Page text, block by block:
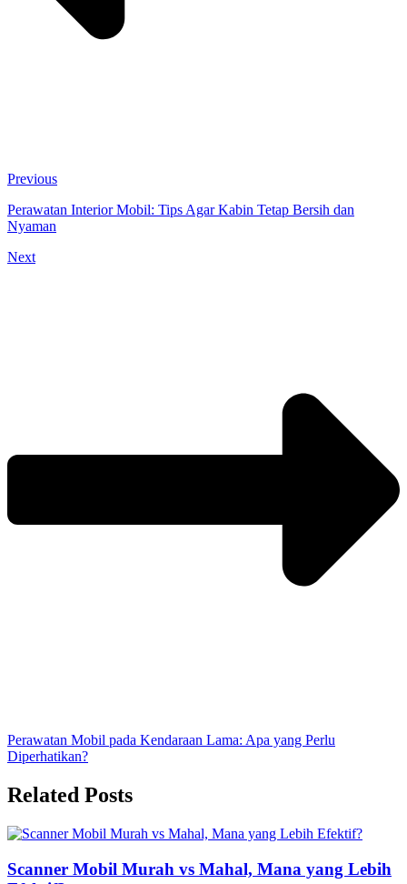
Previous
Perawatan Interior Mobil: Tips Agar Kabin Tetap Bersih dan
Nyaman
Next
Perawatan Mobil pada Kendaraan Lama: Apa yang Perlu
Diperhatikan?
Related Posts
Scanner Mobil Murah vs Mahal, Mana yang Lebih